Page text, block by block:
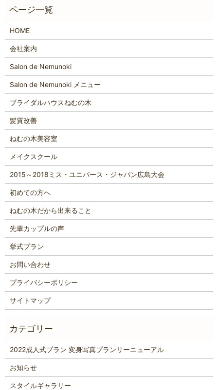
HOME
会社案内
Salon de Nemunoki
Salon de Nemunoki メニュー
ブライダルハウスねむの木
髪質改善
ねむの木美容室
メイクスクール
2015～2018ミス・ユニバース・ジャパン広島大会
初めての方へ
ねむの木だから出来ること
先輩カップルの声
挙式プラン
お問い合わせ
プライバシーポリシー
サイトマップ
2022成人式プラン 変身写真プランリーニューアル
お知らせ
スタイルギャラリー